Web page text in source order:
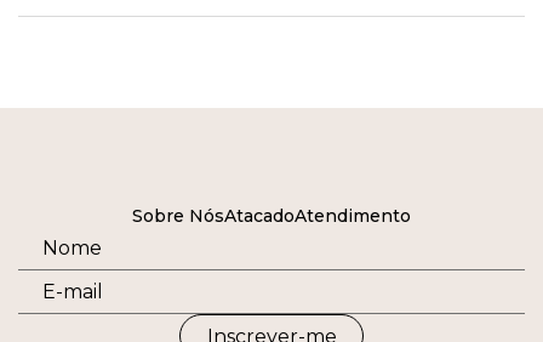
Sobre NósAtacadoAtendimento
Inscrever-me